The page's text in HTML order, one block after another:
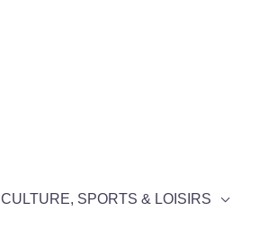
CULTURE, SPORTS & LOISIRS